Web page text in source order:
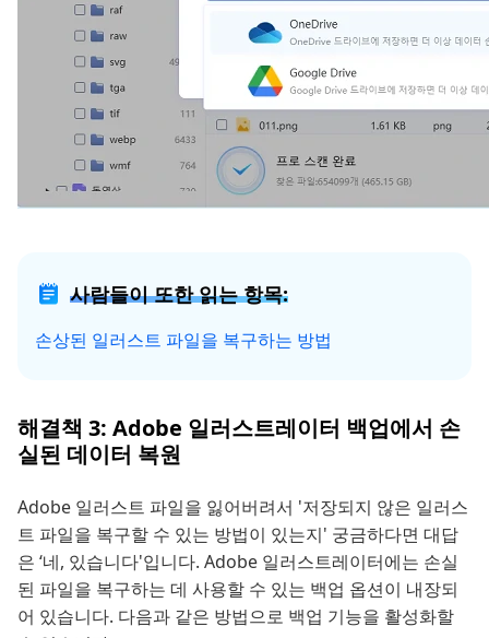
사람들이 또한 읽는 항목:
손상된 일러스트 파일을 복구하는 방법
해결책 3: Adobe 일러스트레이터 백업에서 손
실된 데이터 복원
Adobe 일러스트 파일을 잃어버려서 '저장되지 않은 일러스
트 파일을 복구할 수 있는 방법이 있는지' 궁금하다면 대답
은 ‘네, 있습니다'입니다. Adobe 일러스트레이터에는 손실
된 파일을 복구하는 데 사용할 수 있는 백업 옵션이 내장되
어 있습니다. 다음과 같은 방법으로 백업 기능을 활성화할